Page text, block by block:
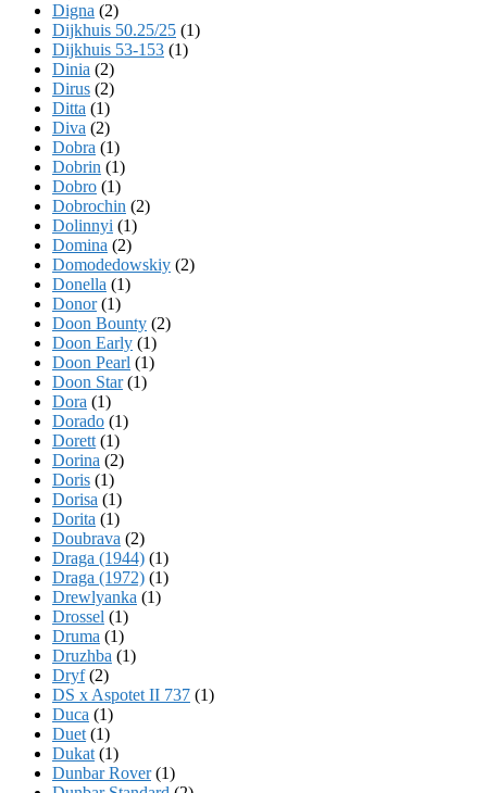
Digna (2)
Dijkhuis 50.25/25 (1)
Dijkhuis 53-153 (1)
Dinia (2)
Dirus (2)
Ditta (1)
Diva (2)
Dobra (1)
Dobrin (1)
Dobro (1)
Dobrochin (2)
Dolinnyi (1)
Domina (2)
Domodedowskiy (2)
Donella (1)
Donor(1)
Doon Bounty (2)
Doon Early (1)
Doon Pearl (1)
Doon Star(1)
Dora (1)
Dorado (1)
Dorett (1)
Dorina (2)
Doris (1)
Dorisa (1)
Dorita (1)
Doubrava (2)
Draga (1944) (1)
Draga (1972) (1)
Drewlyanka (1)
Drossel (1)
Druma (1)
Druzhba (1)
Dryf(2)
DS x Aspotet II 737 (1)
Duca (1)
Duet (1)
Dukat (1)
Dunbar Rover(1)